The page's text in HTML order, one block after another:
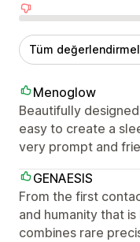
Tüm
Menoglow
Beautifully
easy to create a
very prompt and
GENAESIS
From the first
and humanity that
combines rare